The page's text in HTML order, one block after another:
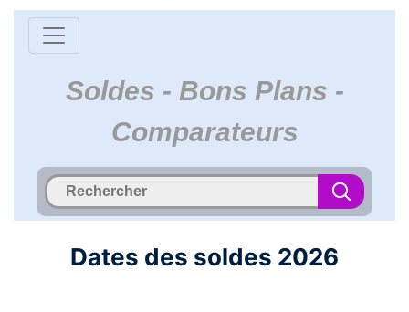
Soldes - Bons Plans -
Comparateurs
Dates des soldes 2026